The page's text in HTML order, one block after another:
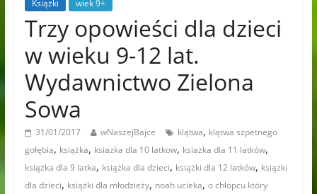
Książki wiek 9+
Trzy opowieści dla dzieci
w wieku 9-12 lat.
Wydawnictwo Zielona
Sowa
31/01/2017 wNaszejBajce klątwa, klątwa szpetnego
gołębia, książka, ksiazka dla 10 latkow, ksiazka dla 11 latków,
książka dla 9 latka, książka dla dzieci, książki dla 12 latków, książki
dla dzieci, książki dla młodzieży, noah ucieka, o chłopcu który